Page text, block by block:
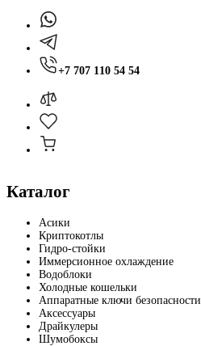
+7 707 110 54 54
Каталог
Асики
Криптокотлы
Гидро-стойки
Иммерсионное охлаждение
Водоблоки
Холодные кошельки
Аппаратные ключи безопасности
Аксессуары
Драйкулеры
Шумобоксы